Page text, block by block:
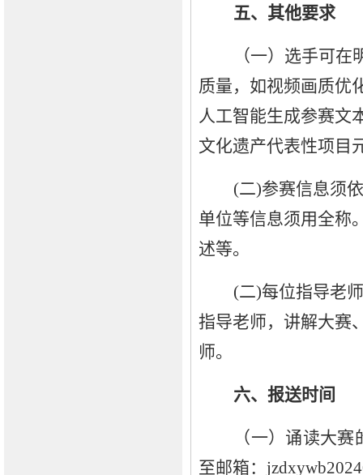
五、其他要求
（一）选手可
质量，如视频画质优
人工智能生成参赛文
文化遗产代表性项目
(二)参赛信息须
单位等信息须用全称
述等。
(二)每位指导老
指导老师，讲解大赛
师。
六、报送时间
（一）诵读大
至邮箱：